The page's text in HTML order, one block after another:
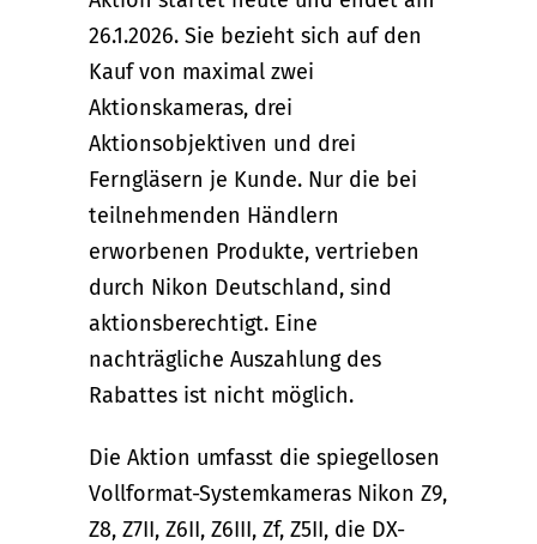
26.1.2026. Sie bezieht sich auf den
Kauf von maximal zwei
Aktionskameras, drei
Aktionsobjektiven und drei
Ferngläsern je Kunde. Nur die bei
teilnehmenden Händlern
erworbenen Produkte, vertrieben
durch Nikon Deutschland, sind
aktionsberechtigt. Eine
nachträgliche Auszahlung des
Rabattes ist nicht möglich.
Die Aktion umfasst die spiegellosen
Vollformat-Systemkameras Nikon Z9,
Z8, Z7II, Z6II, Z6III, Zf, Z5II, die DX-